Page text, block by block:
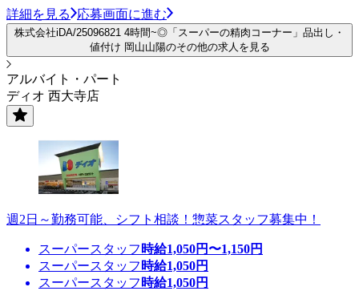
詳細を見る 応募画面に進む
株式会社iDA/25096821 4時間~◎「スーパーの精肉コーナー」品出し・
値付け 岡山山陽のその他の求人を見る
アルバイト・パート
ディオ 西大寺店
週2日～勤務可能、シフト相談！惣菜スタッフ募集中！
スーパースタッフ 時給1,050円〜1,150円
スーパースタッフ 時給1,050円
スーパースタッフ 時給1,050円